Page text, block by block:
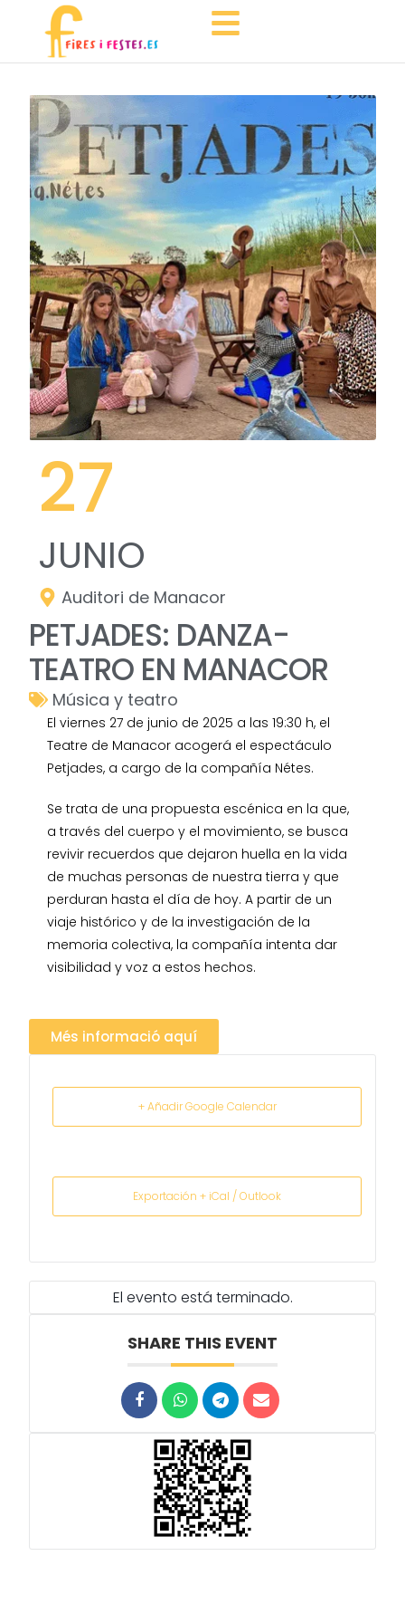
El evento está terminado.
SHARE THIS EVENT
27
JUNIO
Auditori de Manacor
PETJADES: DANZA-
TEATRO EN MANACOR
Música y teatro
El viernes 27 de junio de 2025 a las 19:30 h, el
Teatre de Manacor acogerá el espectáculo
Petjades, a cargo de la compañía Nétes.
Se trata de una propuesta escénica en la que,
a través del cuerpo y el movimiento, se busca
revivir recuerdos que dejaron huella en la vida
de muchas personas de nuestra tierra y que
perduran hasta el día de hoy. A partir de un
viaje histórico y de la investigación de la
memoria colectiva, la compañía intenta dar
visibilidad y voz a estos hechos.
Més informació aquí
+ Añadir Google Calendar
Exportación + iCal / Outlook